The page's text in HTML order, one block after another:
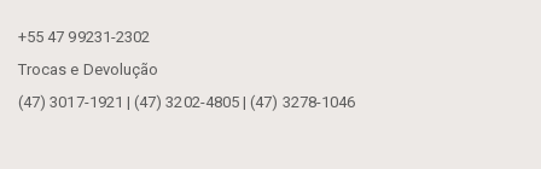
+55 47 99231-2302
Trocas e Devolução
(47) 3017-1921 | (47) 3202-4805 | (47) 3278-1046